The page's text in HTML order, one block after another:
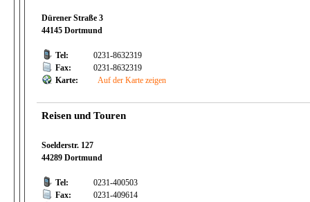
Dürener Straße 3
44145 Dortmund
Tel:
0231-8632319
Fax:
0231-8632319
Karte:
Auf der Karte zeigen
Reisen und Touren
Soelderstr. 127
44289 Dortmund
Tel:
0231-400503
Fax:
0231-409614